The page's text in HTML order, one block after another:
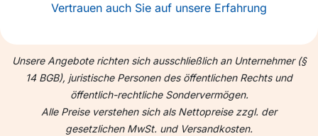
Vertrauen auch Sie auf unsere Erfahrung
Unsere Angebote richten sich ausschließlich an Unternehmer (§
14 BGB), juristische Personen des öffentlichen Rechts und
öffentlich-rechtliche Sondervermögen.
Alle Preise verstehen sich als Nettopreise zzgl. der
gesetzlichen MwSt. und Versandkosten.